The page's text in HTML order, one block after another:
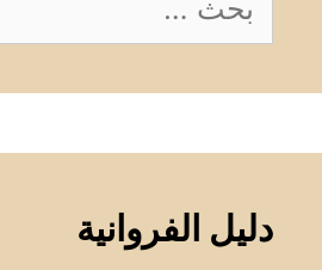
عن:
دليل الفروانية